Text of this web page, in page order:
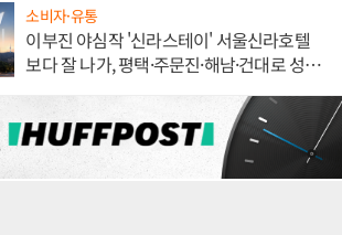
소비자·유통
이부진 야심작 '신라스테이' 서울신라호텔
보다 잘 나가, 평택·주문진·해남·건대로 성